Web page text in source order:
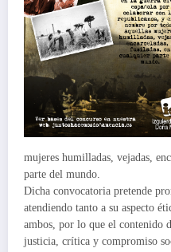
mujeres humilladas, vejadas,
parte del mundo.
Dicha convocatoria pretende
atendiendo tanto a su aspecto
ambos, por lo que el contenido
justicia, crítica y compromiso